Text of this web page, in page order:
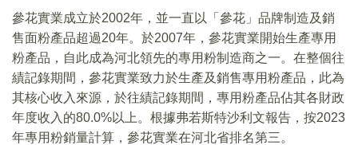
參花實業成立於2002年，並一直以「參花」品牌制造及銷
售面粉產品超過20年。於2007年，參花實業開始生產專用
粉產品，自此成為河北領先的專用粉制造商之一。在整個往
績記錄期間，參花實業致力於生產及銷售專用粉產品，此為
其核心收入來源，於往績記錄期間，專用粉產品佔其各財政
年度收入的80.0%以上。根據弗若斯特沙利文報告，按2023
年專用粉銷量計算，參花實業在河北省排名第三。